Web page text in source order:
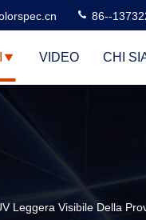
86--
VIDEO CHI
Leggera Visibile Della